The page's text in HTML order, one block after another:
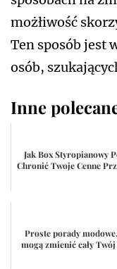
możłiwość
Ten sposób jest
osób,
Inne
Jak Box Styropianowy
Chronić Twoje Cenne
Proste porady
mogą zmienić cały